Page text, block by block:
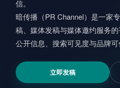
信。
暗传播（PR Channel）是一家
稿、媒体发稿与媒体邀约服务
公开信息、搜索可见度与品牌可
立即发稿